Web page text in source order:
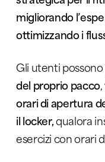
migliorando
ottimizzando i
Gli utenti possono
del proprio pacco,
orari di apertura
il locker,qualora
esercizi con orari